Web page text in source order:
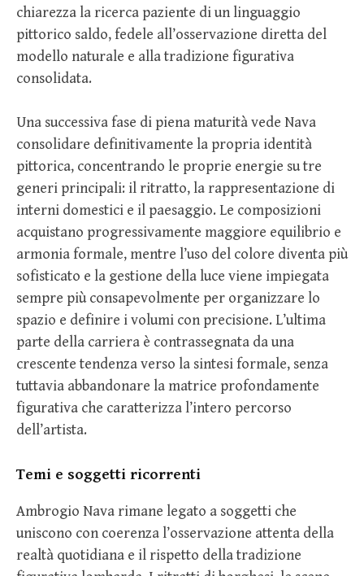
chiarezza la ricerca paziente di un linguaggio
pittorico saldo, fedele all’osservazione diretta del
modello naturale e alla tradizione figurativa
consolidata.
Una successiva fase di piena maturità vede Nava
consolidare definitivamente la propria identità
pittorica, concentrando le proprie energie su tre
generi principali: il ritratto, la rappresentazione di
interni domestici e il paesaggio. Le composizioni
acquistano progressivamente maggiore equilibrio e
armonia formale, mentre l’uso del colore diventa più
sofisticato e la gestione della luce viene impiegata
sempre più consapevolmente per organizzare lo
spazio e definire i volumi con precisione. L’ultima
parte della carriera è contrassegnata da una
crescente tendenza verso la sintesi formale, senza
tuttavia abbandonare la matrice profondamente
figurativa che caratterizza l’intero percorso
dell’artista.
Temi e soggetti ricorrenti
Ambrogio Nava rimane legato a soggetti che
uniscono con coerenza l’osservazione attenta della
realtà quotidiana e il rispetto della tradizione